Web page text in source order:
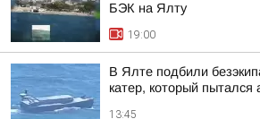
БЭК на Ялту
19:00
В Ялте подбили
катер, который пытался
13:45